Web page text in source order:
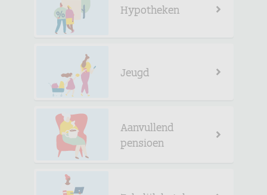
Hypotheken
Jeugd
Aanvullend
pensioen